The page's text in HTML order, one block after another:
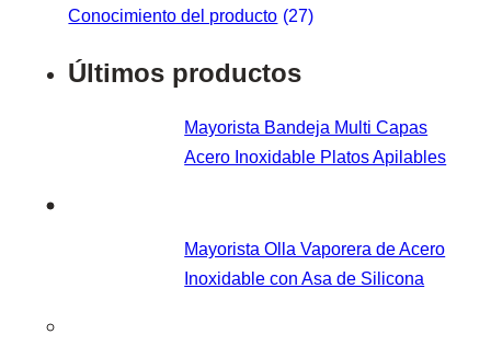
Conocimiento del producto (27)
Últimos productos
Mayorista Bandeja Multi Capas
Acero Inoxidable Platos Apilables
Mayorista Olla Vaporera de Acero
Inoxidable con Asa de Silicona